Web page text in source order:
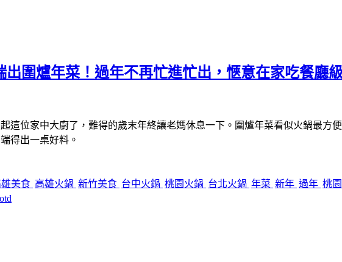
出圍爐年菜！過年不再忙進忙出，愜意在家吃餐廳
這位家中大廚了，難得的歲末年終讓老媽休息一下。圍爐年菜看似火鍋最方
得出一桌好料。
美食 高雄火鍋 新竹美食 台中火鍋 桃園火鍋 台北火鍋 年菜 新年 過年 桃